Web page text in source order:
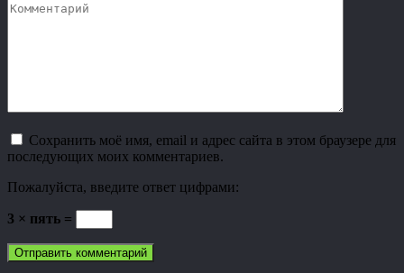
Сохранить моё имя, email и адрес сайта в этом браузере для
последующих моих комментариев.
Пожалуйста, введите ответ цифрами:
3 × пять =